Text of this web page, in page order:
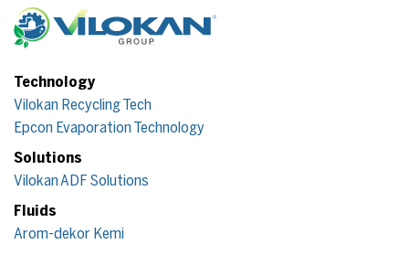
Technology
Vilokan Recycling Tech
Epcon Evaporation Technology
Solutions
Vilokan ADF Solutions
Fluids
Arom-dekor Kemi